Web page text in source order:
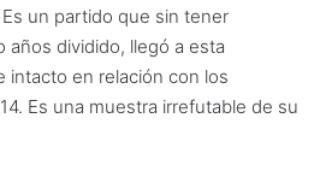
un partido que sin tener
años dividido, llegó a esta
intacto en relación con los
Es una muestra irrefutable de su